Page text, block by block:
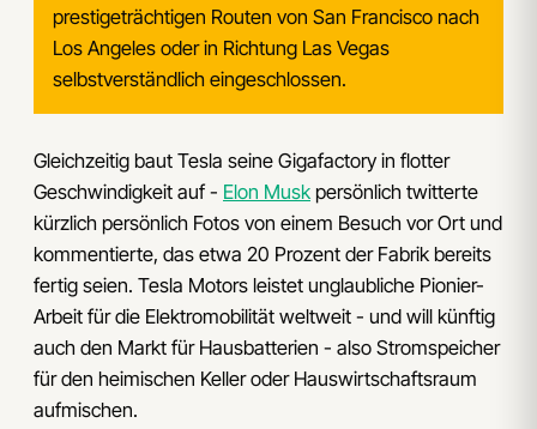
prestigeträchtigen Routen von San Francisco nach
Los Angeles oder in Richtung Las Vegas
selbstverständlich eingeschlossen.
Gleichzeitig baut Tesla seine Gigafactory in flotter
Geschwindigkeit auf - Elon Musk persönlich twitterte
kürzlich persönlich Fotos von einem Besuch vor Ort und
kommentierte, das etwa 20 Prozent der Fabrik bereits
fertig seien. Tesla Motors leistet unglaubliche Pionier-
Arbeit für die Elektromobilität weltweit - und will künftig
auch den Markt für Hausbatterien - also Stromspeicher
für den heimischen Keller oder Hauswirtschaftsraum
aufmischen.